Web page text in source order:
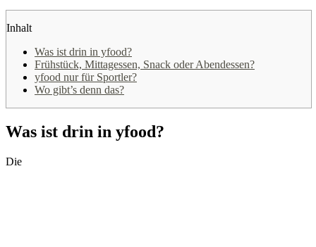
Inhalt
Was ist drin in yfood?
Frühstück, Mittagessen, Snack oder Abendessen?
yfood nur für Sportler?
Wo gibt’s denn das?
Was ist drin in yfood?
Die